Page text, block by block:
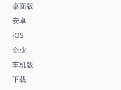
桌面版
安卓
iOS
企业
车机版
下载